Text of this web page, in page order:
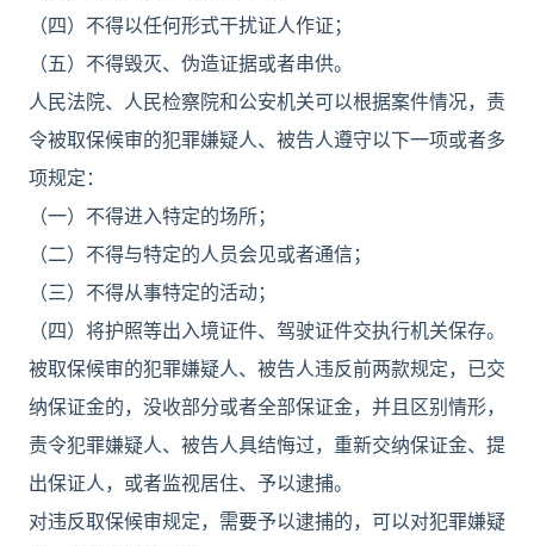
（四）不得以任何形式干扰证人作证；
（五）不得毁灭、伪造证据或者串供。
人民法院、人民检察院和公安机关可以根据案件情况，责
令被取保候审的犯罪嫌疑人、被告人遵守以下一项或者多
项规定：
（一）不得进入特定的场所；
（二）不得与特定的人员会见或者通信；
（三）不得从事特定的活动；
（四）将护照等出入境证件、驾驶证件交执行机关保存。
被取保候审的犯罪嫌疑人、被告人违反前两款规定，已交
纳保证金的，没收部分或者全部保证金，并且区别情形，
责令犯罪嫌疑人、被告人具结悔过，重新交纳保证金、提
出保证人，或者监视居住、予以逮捕。
对违反取保候审规定，需要予以逮捕的，可以对犯罪嫌疑